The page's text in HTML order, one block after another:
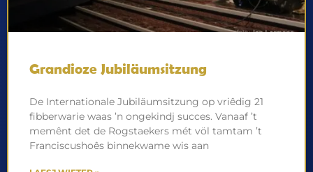
Grandioze Jubiläumsitzung
De Internationale Jubiläumsitzung op vriêdig 21
fibberwarie waas ’n ongekindj succes. Vanaaf ’t
memênt det de Rogstaekers mét völ tamtam ’t
Franciscushoês binnekwame wis aan